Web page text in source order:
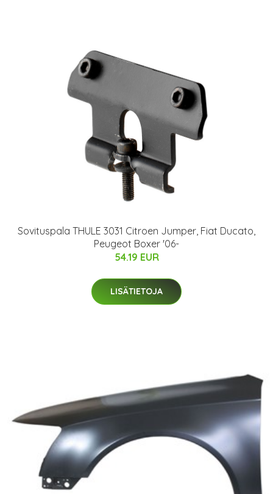
Sovituspala THULE 3031 Citroen Jumper, Fiat Ducato,
Peugeot Boxer '06-
54.19 EUR
LISÄTIETOJA